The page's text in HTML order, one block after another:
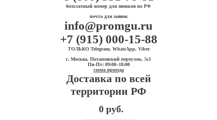
бесплатный номер для звонков по РФ
почта для заявок
info@promgu.ru
+7 (915) 000-15-88
ТОЛЬКО Telegram, WhatsApp, Viber
г. Москва, Потаповский переулок, 5с1
Пн-Пт: 09:00–18:00
схема проезда
Доставка по всей
территории РФ
0 руб.